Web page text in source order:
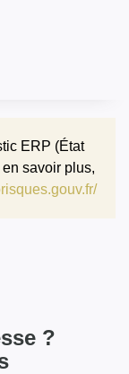
ERP (État
savoir plus,
?